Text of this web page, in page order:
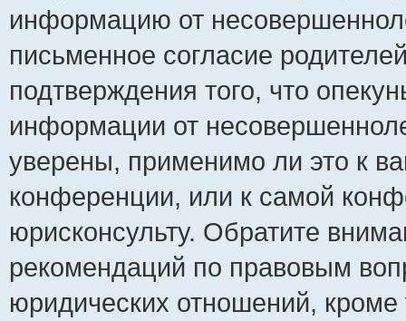
информацию от
письменное согласие
подтверждения того, что
информации от
уверены, применимо ли это к
конференции, или к самой
юрисконсульту. Обратите
рекомендаций по правовым
юридических отношений,